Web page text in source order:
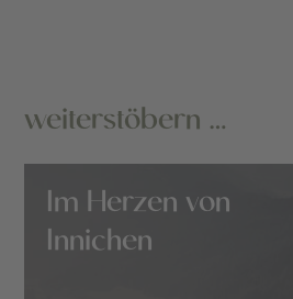
weiterstöbern …
Im Herzen von
Innichen